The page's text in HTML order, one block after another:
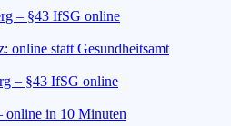
– §43 IfSG online
online statt Gesundheitsamt
– §43 IfSG online
online in 10 Minuten